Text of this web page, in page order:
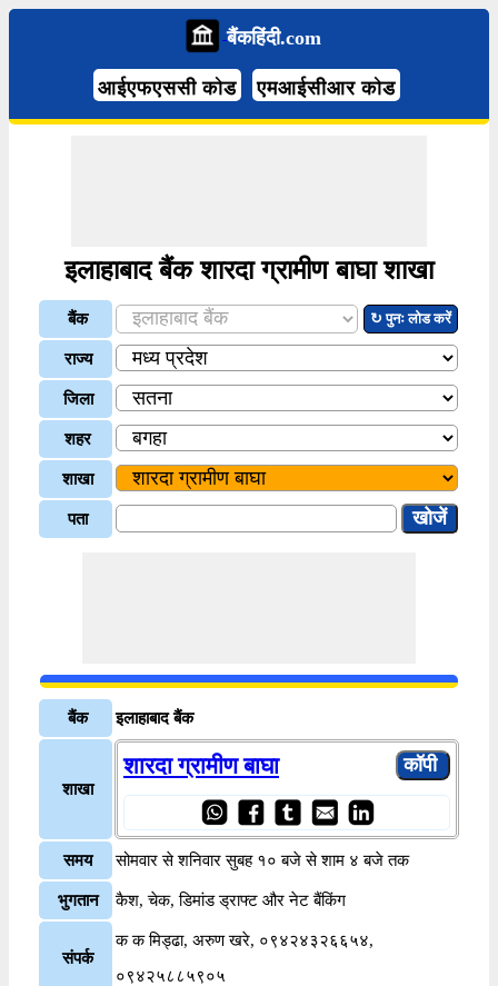
बैंकहिंदी.com
आईएफएससी कोड एमआईसीआर कोड
इलाहाबाद बैंक शारदा ग्रामीण बाघा शाखा
बैंक ↻ पुनः लोड करें
राज्य
जिला
शहर
शाखा
पता
बैंक इलाहाबाद बैंक
शाखा
शारदा ग्रामीण बाघा
समय सोमवार से शनिवार सुबह १० बजे से शाम ४ बजे तक
भुगतान कैश, चेक, डिमांड ड्राफ्ट और नेट बैंकिंग
संपर्क
क क मिड्ढा, अरुण खरे, ०९४२४३२६६५४,
०९४२५८८५९०५